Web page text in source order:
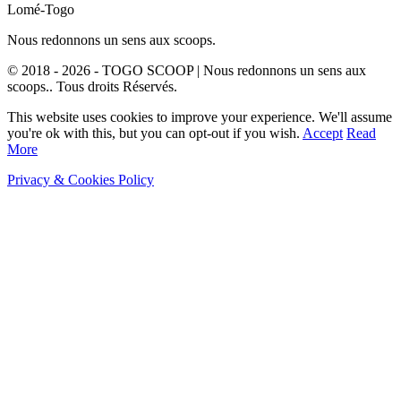
Lomé-Togo
Nous redonnons un sens aux scoops.
© 2018 - 2026 - TOGO SCOOP | Nous redonnons un sens aux
scoops.. Tous droits Réservés.
This website uses cookies to improve your experience. We'll assume
you're ok with this, but you can opt-out if you wish. Accept Read
More
Privacy & Cookies Policy